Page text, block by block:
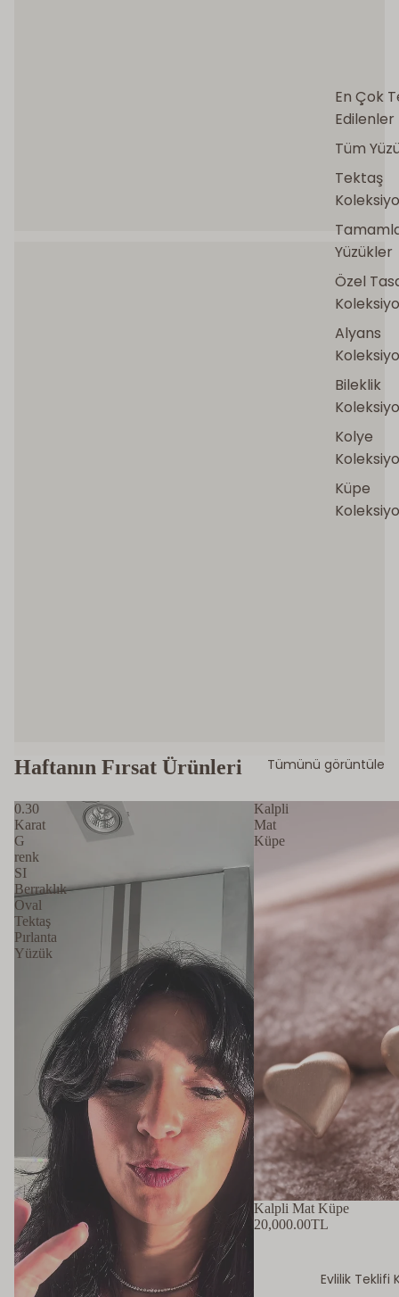
En Çok
Edilenler
Tüm
Tektaş
Yüzükler
Özel
Alyans
Bileklik
Kolye
Küpe
Evlilik Teklifi
DVS DIAMONDS
Tamtur Yüzükler
KEŞFET
Haftanın Fırsat Ürünleri Tümünü görüntüle
0.30
Karat
G
renk
SI
Berraklık
Oval
Tektaş
Pırlanta
Yüzük
Kalpli
Mat
Küpe
Kalpli Mat Küpe
20,000.00TL